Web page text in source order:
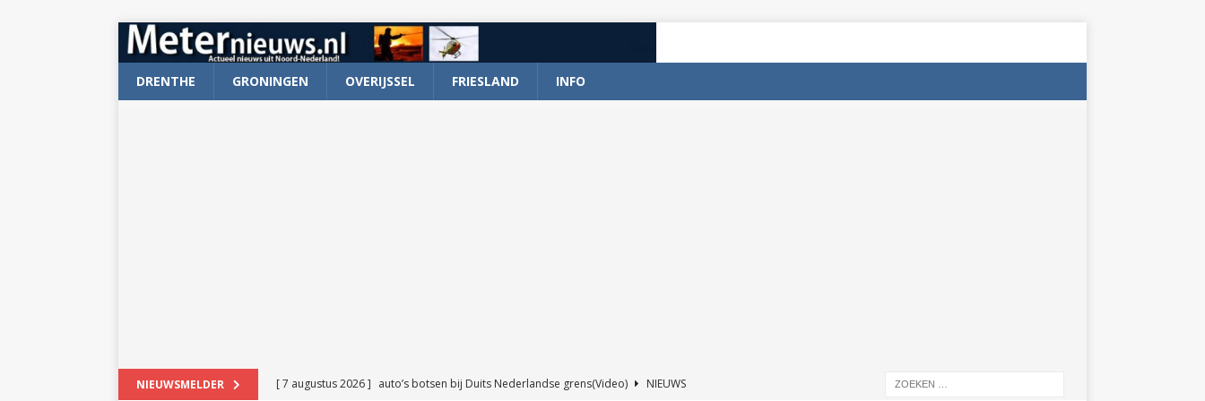
DRENTHE GRONINGEN OVERIJSSEL FRIESLAND INFO
NIEUWSMELDER [ 7 augustus 2026 ] auto’s botsen bij Duits Nederlandse grens(Video)
NIEUWS